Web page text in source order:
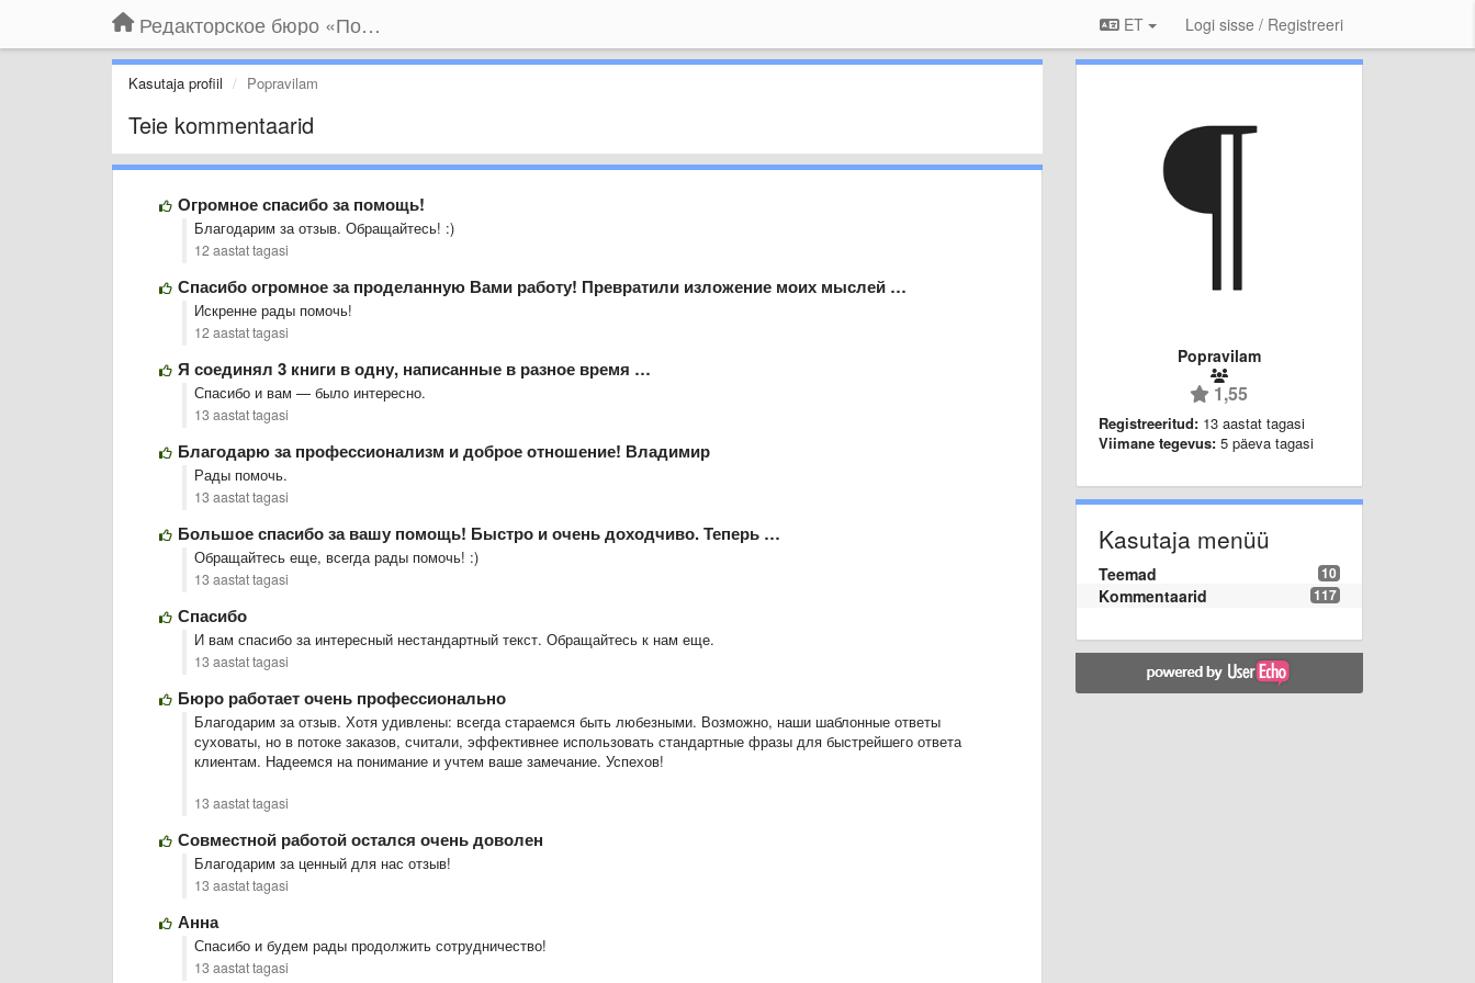
Редакторское бюро «По правилам» ET Logi sisse / Registreeri
Kasutaja profiil Popravilam
Teie kommentaarid
Огромное спасибо за помощь!
Благодарим за отзыв. Обращайтесь! :)
12 aastat tagasi
Спасибо огромное за проделанную Вами работу! Превратили изложение моих мыслей …
Искренне рады помочь!
12 aastat tagasi
Я соединял 3 книги в одну, написанные в разное время …
Спасибо и вам — было интересно.
13 aastat tagasi
Благодарю за профессионализм и доброе отношение! Владимир
Рады помочь.
13 aastat tagasi
Большое спасибо за вашу помощь! Быстро и очень доходчиво. Теперь …
Обращайтесь еще, всегда рады помочь! :)
13 aastat tagasi
Спасибо
И вам спасибо за интересный нестандартный текст. Обращайтесь к нам еще.
13 aastat tagasi
Бюро работает очень профессионально
Благодарим за отзыв. Хотя удивлены: всегда стараемся быть любезными. Возможно, наши шаблонные ответы
суховаты, но в потоке заказов, считали, эффективнее использовать стандартные фразы для быстрейшего ответа
клиентам. Надеемся на понимание и учтем ваше замечание. Успехов!
13 aastat tagasi
Совместной работой остался очень доволен
Благодарим за ценный для нас отзыв!
13 aastat tagasi
Анна
Спасибо и будем рады продолжить сотрудничество!
13 aastat tagasi
Popravilam
1,55
Registreeritud: 13 aastat tagasi
Viimane tegevus: 5 päeva tagasi
Kasutaja menüü
10
Teemad
117
Kommentaarid